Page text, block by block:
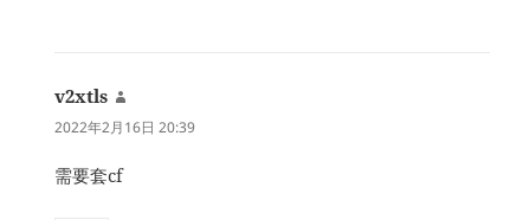
v2xtls
道：
2022年2月16日 20:39
需要套cf